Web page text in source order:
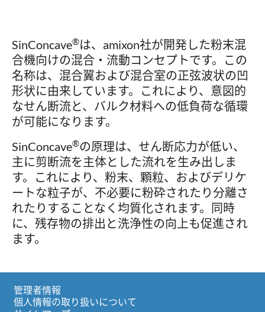
SinConcave®は、amixon社が開発した粉末混
合機向けの混合・流動コンセプトです。この
名称は、混合翼および混合室の正弦波状の凹
形状に由来しています。これにより、意図的
なせん断流と、バルク材料への低負荷な循環
が可能になります。
SinConcave®の原理は、せん断応力が低い、
主に剪断流を主体とした流れを生み出しま
す。これにより、粉末、顆粒、およびデリケ
ートな粒子が、不必要に粉砕されたり分離さ
れたりすることなく均質化されます。同時
に、残存物の排出と洗浄性の向上も促進され
ます。
管理者情報
個人情報の取り扱いについて